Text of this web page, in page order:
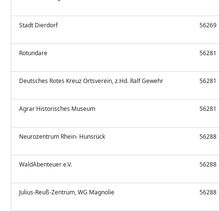
Stadt Dierdorf 56269
Rotundare 56281
Deutsches Rotes Kreuz Ortsverein, z.Hd. Ralf Gewehr 56281
Agrar Historisches Museum 56281
Neurozentrum Rhein- Hunsrück 56288
WaldAbenteuer e.V. 56288
Julius-Reuß-Zentrum, WG Magnolie 56288